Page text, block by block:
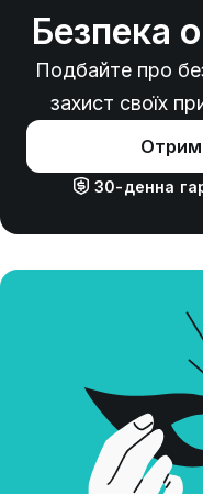
Безпека
Подбайте про
захист своїх
30-денна